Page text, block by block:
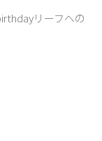
リーフへの